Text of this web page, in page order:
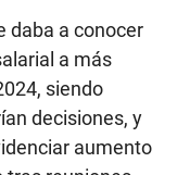
daba a conocer
a más
siendo
decisiones, y
aumento